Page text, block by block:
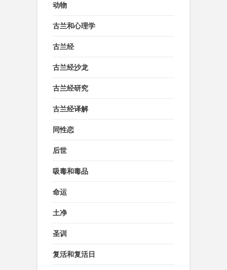
动物
古兰和心理学
古兰经
古兰经沙龙
古兰经研究
古兰经译解
同性恋
后世
吸毒和毒品
命运
土净
圣训
复活和复活日